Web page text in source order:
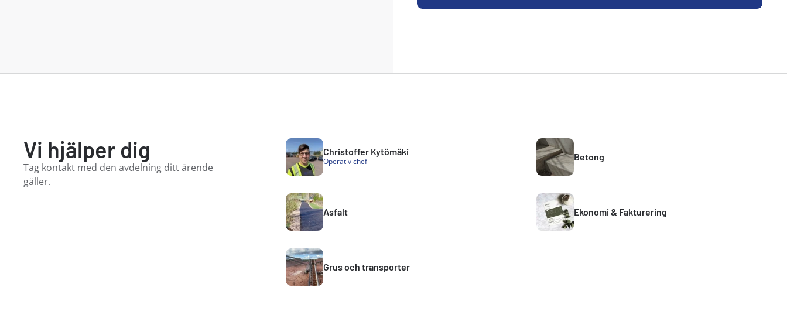
Vi hjälper dig
Tag kontakt med den avdelning ditt ärende
gäller.
Christoffer Kytömäki
Operativ chef Betong
Asfalt Ekonomi & Fakturering
Grus och transporter